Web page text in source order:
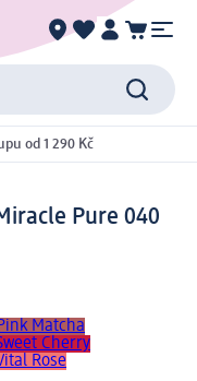
od 1 290 Kč
Pure 040
Matcha
Cherry
Rose